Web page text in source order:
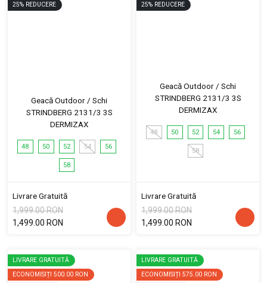
25% REDUCERE
Geacă Outdoor / Schi
STRINDBERG 2131/3 3S
DERMIZAX
48 50 52 54 56
58
Livrare Gratuită
1,999.00 RON
1,499.00 RON
25% REDUCERE
Geacă Outdoor / Schi
STRINDBERG 2131/3 3S
DERMIZAX
48 50 52 54 56
58
Livrare Gratuită
1,999.00 RON
1,499.00 RON
LIVRARE GRATUITĂ
ECONOMISIȚI 500.00 RON
LIVRARE GRATUITĂ
ECONOMISIȚI 575.00 RON